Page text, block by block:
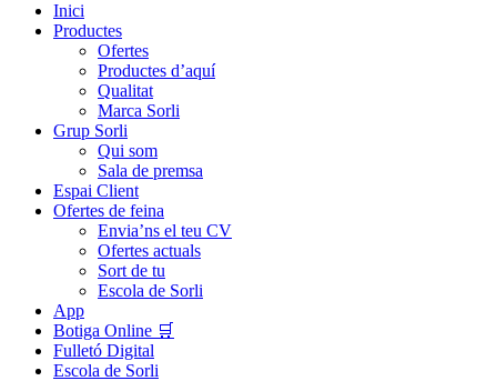
Inici
Productes
Ofertes
Productes d’aquí
Qualitat
Marca Sorli
Grup Sorli
Qui som
Sala de premsa
Espai Client
Ofertes de feina
Envia’ns el teu CV
Ofertes actuals
Sort de tu
Escola de Sorli
App
Botiga Online 🛒
Fulletó Digital
Escola de Sorli